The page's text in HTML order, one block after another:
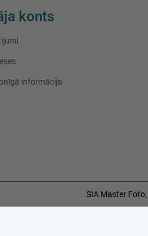
konts
informācija
SIA Master Foto,